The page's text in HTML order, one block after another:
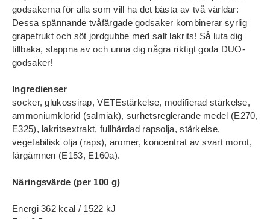
godsakerna för alla som vill ha det bästa av två världar:
Dessa spännande tvåfärgade godsaker kombinerar syrlig
grapefrukt och söt jordgubbe med salt lakrits! Så luta dig
tillbaka, slappna av och unna dig några riktigt goda DUO-
godsaker!
Ingredienser
socker, glukossirap, VETEstärkelse, modifierad stärkelse,
ammoniumklorid (salmiak), surhetsreglerande medel (E270,
E325), lakritsextrakt, fullhärdad rapsolja, stärkelse,
vegetabilisk olja (raps), aromer, koncentrat av svart morot,
färgämnen (E153, E160a).
Näringsvärde (per 100 g)
Energi 362 kcal / 1522 kJ